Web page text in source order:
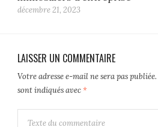
décembre 21, 2023
LAISSER UN COMMENTAIRE
Votre adresse e-mail ne sera pas publiée.
sont indiqués avec*